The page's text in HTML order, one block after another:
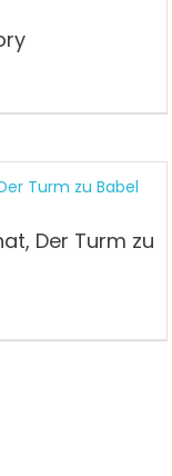
€.
Der Turm zu